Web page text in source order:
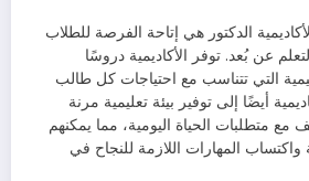
الدكتور هي إتاحة الفرصة للطلاب
عن بُعد. توفر الأكاديمية دروسًا
التي تتناسب مع احتياجات كل طالب
أيضًا إلى توفير بيئة تعليمية مرنة
مع متطلبات الحياة اليومية، مما يمكنهم
المهارات اللازمة للنجاح في